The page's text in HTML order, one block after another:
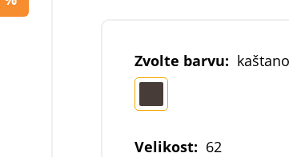
Zvolte barvu:
Velikost: 62